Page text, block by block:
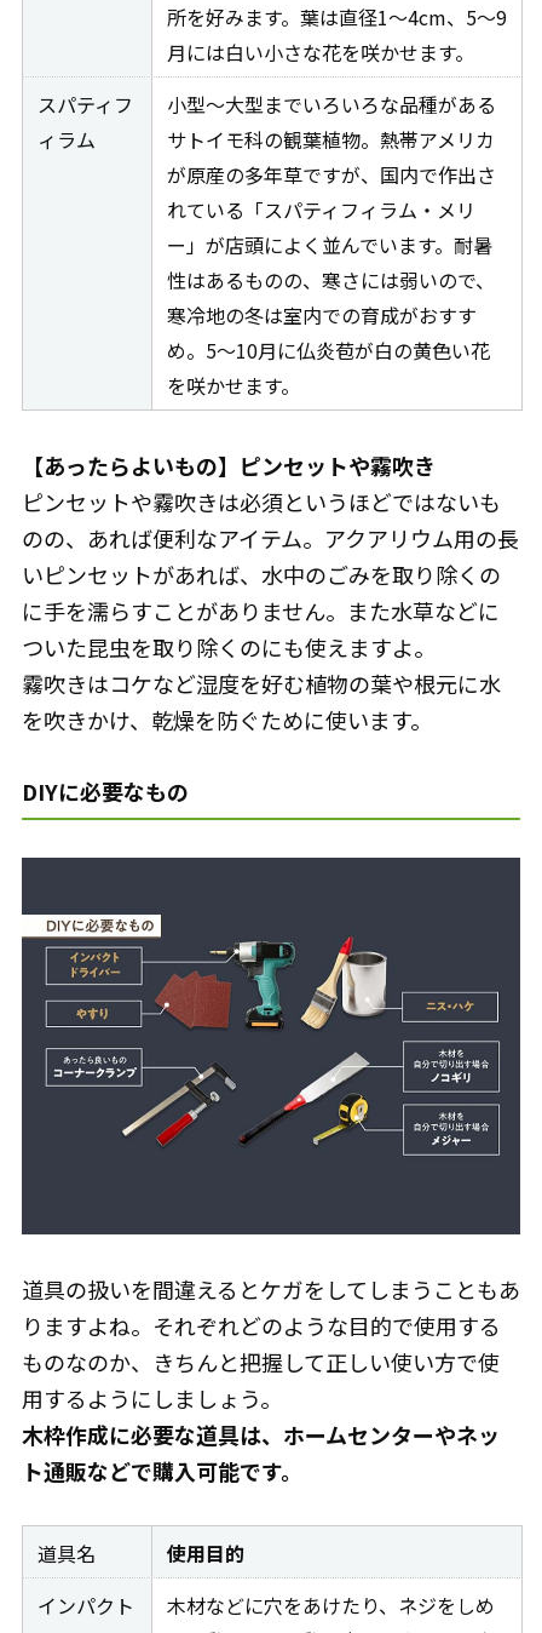
所を好みます。葉は直径1～4cm、5～9
月には白い小さな花を咲かせます。
スパティフ
ィラム
小型～大型までいろいろな品種がある
サトイモ科の観葉植物。熱帯アメリカ
が原産の多年草ですが、国内で作出さ
れている「スパティフィラム・メリ
ー」が店頭によく並んでいます。耐暑
性はあるものの、寒さには弱いので、
寒冷地の冬は室内での育成がおすす
め。5～10月に仏炎苞が白の黄色い花
を咲かせます。
【あったらよいもの】ピンセットや霧吹き
ピンセットや霧吹きは必須というほどではないも
のの、あれば便利なアイテム。アクアリウム用の長
いピンセットがあれば、水中のごみを取り除くの
に手を濡らすことがありません。また水草などに
ついた昆虫を取り除くのにも使えますよ。
霧吹きはコケなど湿度を好む植物の葉や根元に水
を吹きかけ、乾燥を防ぐために使います。
DIYに必要なもの
道具の扱いを間違えるとケガをしてしまうこともあ
りますよね。それぞれどのような目的で使用する
ものなのか、きちんと把握して正しい使い方で使
用するようにしましょう。
木枠作成に必要な道具は、ホームセンターやネッ
ト通販などで購入可能です。
道具名
使用目的
インパクト
木材などに穴をあけたり、ネジをしめ